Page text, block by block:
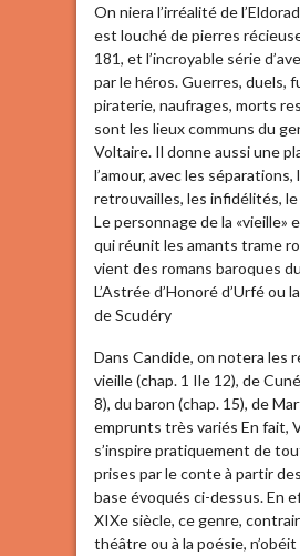
On niera l’irréalité de
est louché de pierres
181, et l’incroyable série
par le héros. Guerres, duels,
piraterie, naufrages, morts
sont les lieux communs du
Voltaire. Il donne aussi une
l’amour, avec les séparations,
retrouvailles, les infidélités, le
Le personnage de la
qui réunit les amants trame
vient des romans baroques
L’Astrée d’Honoré d’Urfé ou
de Scudéry
Dans Candide, on notera les
vieille (chap. 1 Ile 12), de
8), du baron (chap. 15), de
emprunts très variés En fait,
s’inspire pratiquement de
prises par le conte à partir
base évoqués ci-dessus. En
XIXe siècle, ce genre,
théâtre ou à la poésie, n’obéit